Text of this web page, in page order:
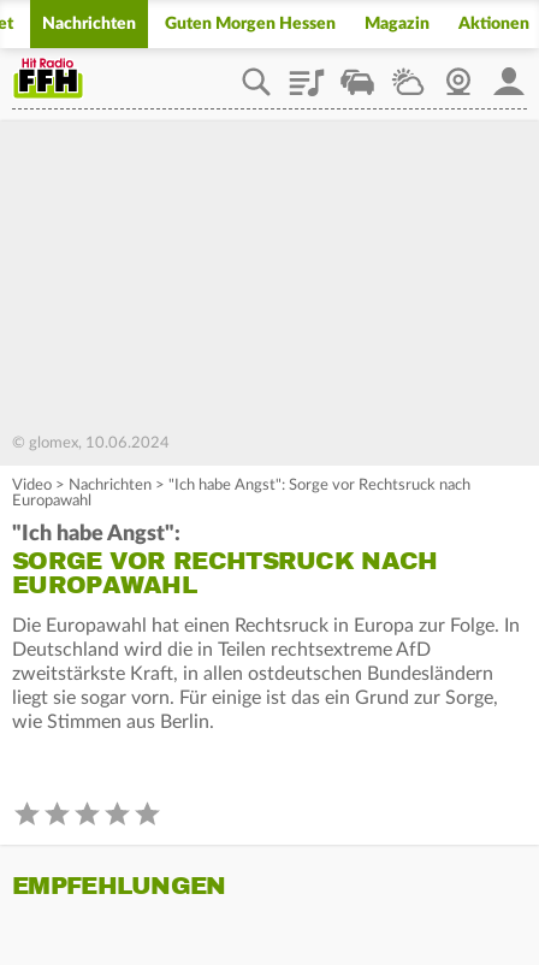
Nachrichten Guten Morgen Hessen Magazin Aktionen
PlaylistStaupilotWetterWebcam
© glomex, 10.06.2024
Video > Nachrichten > "Ich habe Angst": Sorge vor Rechtsruck nach
Europawahl
"Ich habe Angst":
SORGE VOR RECHTSRUCK NACH
EUROPAWAHL
Die Europawahl hat einen Rechtsruck in Europa zur Folge. In
Deutschland wird die in Teilen rechtsextreme AfD
zweitstärkste Kraft, in allen ostdeutschen Bundesländern
liegt sie sogar vorn. Für einige ist das ein Grund zur Sorge,
wie Stimmen aus Berlin.
EMPFEHLUNGEN